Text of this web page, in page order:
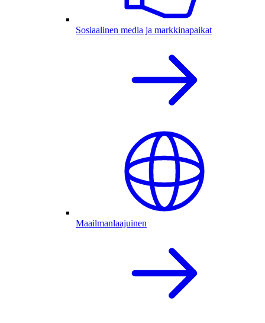
Sosiaalinen media ja markkinapaikat
Maailmanlaajuinen